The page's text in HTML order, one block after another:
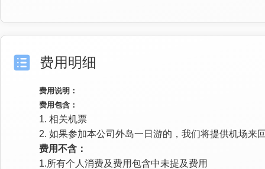
费用明细
费用说明：
费用包含：
1. 相关机票
2. 如果参加本公司外岛一日游的，我们将提供机场来
费用不含：
1.所有个人消费及费用包含中未提及费用